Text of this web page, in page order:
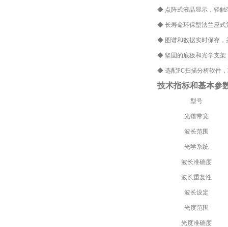
◆ 点阵式液晶显示，轻触
◆ 长寿命环保型法兰座式
◆ 图谱和数据实时保存，
◆ 坚固的底板和光学支架
◆ 选配PC扫描分析软件
技术指标和基本参
型号
光谱带宽
波长范围
光学系统
波长准确度
波长重复性
波长设定
光度范围
光度准确度